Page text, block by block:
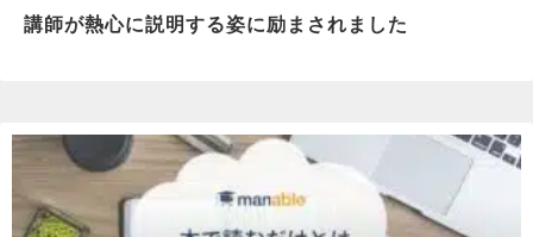
講師が熱心に説明する姿に励まされました